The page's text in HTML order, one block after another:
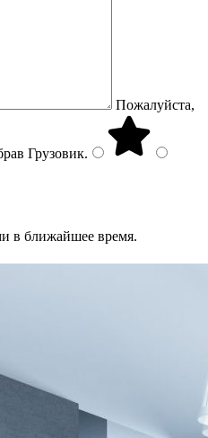
Пожалуйста,
Грузовик.
в ближайшее время.